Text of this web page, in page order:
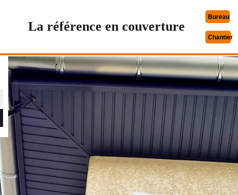
La référence en couverture
Bureau
Chantier